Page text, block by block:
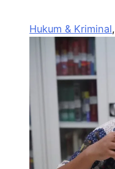
Hukum & Kriminal,